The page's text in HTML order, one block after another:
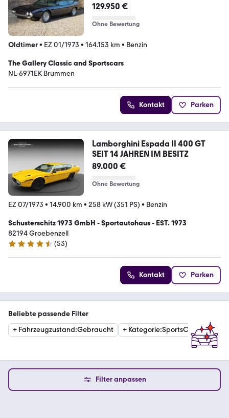
129.950 €
Ohne Bewertung
Oldtimer• EZ 01/1973 • 164.153 km • Benzin
The Gallery Classic and Sportscars
NL-6971EK Brummen
Kontakt Parken
Lamborghini Espada II 400 GT
SEIT 14 JAHREN IM BESITZ
89.000 €
Ohne Bewertung
EZ 07/1973 • 14.900 km • 258 kW (351 PS) • Benzin
Schusterschitz 1973 GmbH - Sportautohaus - EST. 1973
82194 Groebenzell
4.7 Sterne
(53)
Kontakt Parken
Beliebte passende Filter
+ Fahrzeugzustand:Gebraucht + Kategorie:SportsCar
Filter anpassen